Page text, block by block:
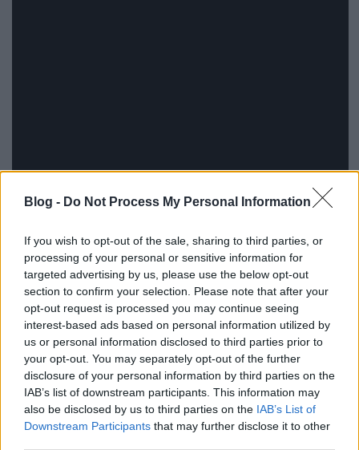
Blog - Do Not Process My Personal Information
If you wish to opt-out of the sale, sharing to third parties, or
processing of your personal or sensitive information for
targeted advertising by us, please use the below opt-out
section to confirm your selection. Please note that after your
opt-out request is processed you may continue seeing
interest-based ads based on personal information utilized by
us or personal information disclosed to third parties prior to
your opt-out. You may separately opt-out of the further
disclosure of your personal information by third parties on the
IAB’s list of downstream participants. This information may
also be disclosed by us to third parties on the IAB’s List of
Downstream Participants that may further disclose it to other
A Scars más, mint az eddigi számok,
ugyanis kicsit elrugaszkodtunk a dubstep-
es, drum and bass-es vonaltól, így egy
lightosabb dal született. Kilóg az eddigi
sorból, nem éppen a megszokott vonal, de
szeretünk kísérletezni, és nagyon szeretjük